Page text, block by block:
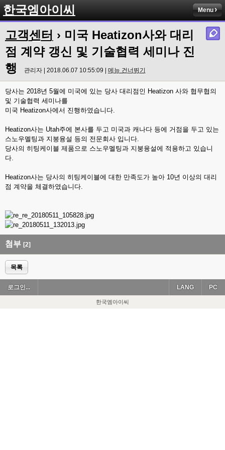
한국엠아이씨 Menu
고객센터 › 미국 Heatizon사와 대리
점 계약 갱신 및 기술협력 세미나 진
행
관리자 | 2018.06.07 10:55:09 | 메뉴 건너뛰기
당사는 2018년 5월에 미국에 있는 당사 대리점인 Heatizon 사와 협무협의
및 기술협력 세미나를
미국 Heatizon사에서 진행하였습니다.
Heatizon사는 Utah주에 본사를 두고 미국과 캐나다 등에 거점을 두고 있는
스노우멜팅과 지붕융설 등의 전문회사 입니다.
당사의 히팅케이블 제품으로 스노우멜팅과 지붕융설에 적용하고 있습니
다.
Heatizon사는 당사의 히팅케이블에 대한 만족도가 높아 10년 이상의 대리
점 계약을 체결하였습니다.
첨부 [2]
목록
로그인... PC
LANG
한국엠아이씨